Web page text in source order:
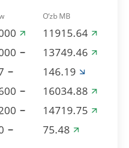
O‘zb MB
11915.64
13749.46
146.19
16034.88
14719.75
75.48